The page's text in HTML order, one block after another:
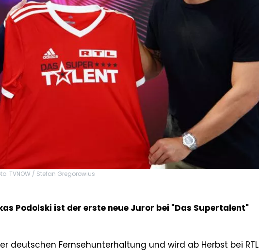
TVNOW / Stefan Gregorowius
Podolski ist der erste neue Juror bei "Das Supertalent"
deutschen Fernsehunterhaltung und wird ab Herbst bei RTL